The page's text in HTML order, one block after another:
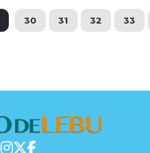
30 31 32 33